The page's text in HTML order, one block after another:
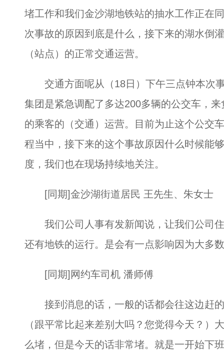
堵工作和我们金沙湖地铁站的抽水工作正在
次事故的原因到底是什么，接下来的湖水倒
（站点）的正常交通运营。
交通方面呢从（18日）下午三点钟本次
集团是紧急调配了多达200多辆的公交车，
的乘客的（交通）运营。目前为止这个公交
程当中，接下来的这个事故原因什么时候能
度，我们也在现场持续地关注。
[同期]金沙湖街道居民 王先生、朱女士
我们公司人事有发新闻说，让我们公司住
还有地铁的运行。是会有一点影响因为大多
[同期]网约车司机 潘师傅
接到消息的话，一般的话都会往这边赶的
（跟平常比起来差别大吗？您觉得今天？）
么堵，但是今天的话非常堵。就是一开始下